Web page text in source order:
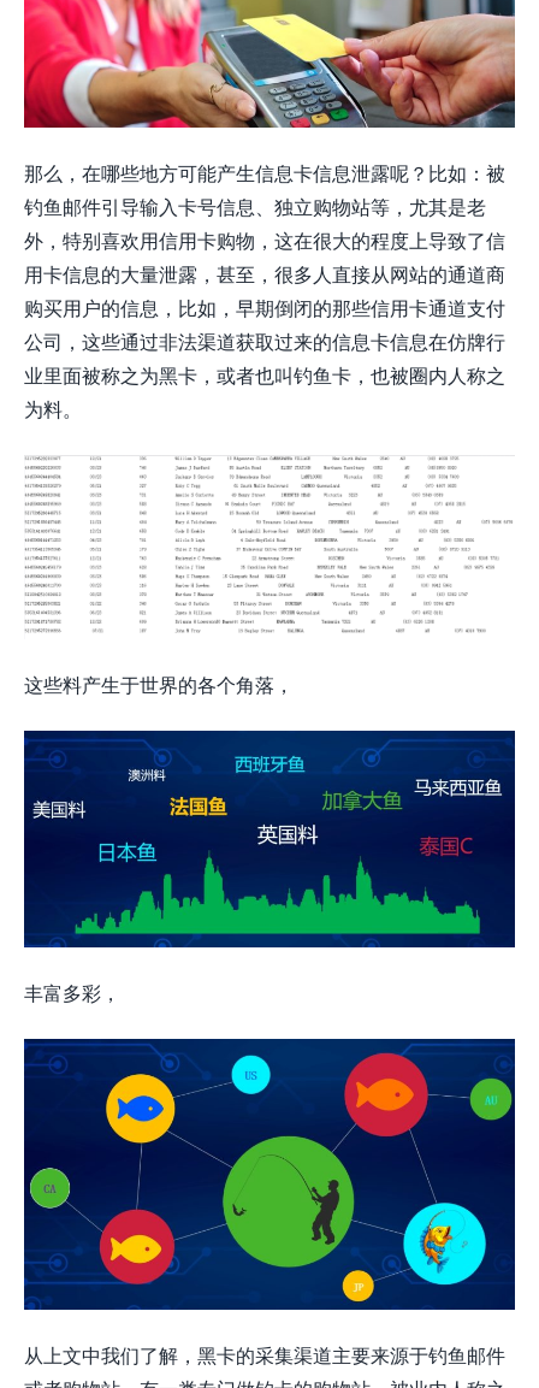
那么，在哪些地方可能产生信息卡信息泄露呢？比如：被
钓鱼邮件引导输入卡号信息、独立购物站等，尤其是老
外，特别喜欢用信用卡购物，这在很大的程度上导致了信
用卡信息的大量泄露，甚至，很多人直接从网站的通道商
购买用户的信息，比如，早期倒闭的那些信用卡通道支付
公司，这些通过非法渠道获取过来的信息卡信息在仿牌行
业里面被称之为黑卡，或者也叫钓鱼卡，也被圈内人称之
为料。
这些料产生于世界的各个角落，
丰富多彩，
从上文中我们了解，黑卡的采集渠道主要来源于钓鱼邮件